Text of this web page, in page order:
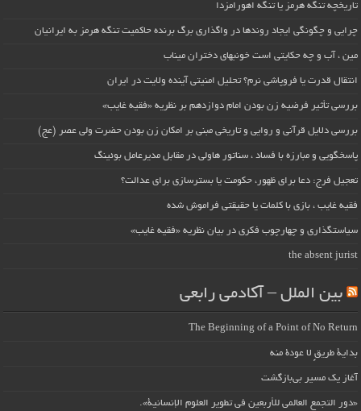
تاریخچه تنگه هرمز یا تنگه اهورامزدا
چرایی و چگونگی ایجاد روندها در واگذاری برگ برنده حاکمیت تنگه هرمز به ایرانیان
مین ، آب و چه حکایتی است خونبهای دختران میناب
انتقال قدرت یا فروپاشی نرم؟ تحلیل امنیتی آینده ولایت در ایران
بررسی تأثیر فرضیه زن بودن امام دوازدهم بر نظریه «فقیه غایب»
بررسی دلایل قرآنی و روایی و تاریخی مبنی بر امکان زن بودن حضرت ولی عصر (عج)
پاسخگویی و مبارزه با فساد ، سناتور هاولی در مقابل مدیرعامل بوئینگ
تعجیل فرج: دعا برای ظهور، حکومت یا بسترسازی برای عدالت؟
فقیه غایب ، بازی با کلمات یا حقیقتی فراموش شده
سیاستگذاری و چهارچوب فکری در بیان نظریه «فقیه غایب»
the absent jurist
بین الملل – آکادمی رابعی
The Beginning of a Point of No Return
بداية طريقٍ لا عودة منه
آغاز یک مسیر بی‌بازگشت
«دور التجمع العالمي للأربعين في تطوير العلوم الإنسانية».